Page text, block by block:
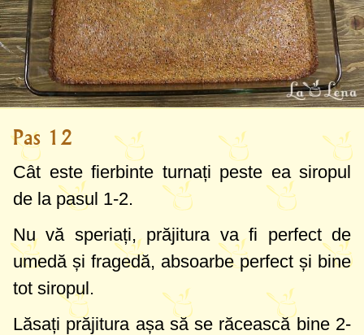
Pas 12
Cât este fierbinte turnați peste ea siropul
de la pasul 1-2.
Nu vă speriați, prăjitura va fi perfect de
umedă și fragedă, absoarbe perfect și bine
tot siropul.
Lăsați prăjitura așa să se răcească bine 2-